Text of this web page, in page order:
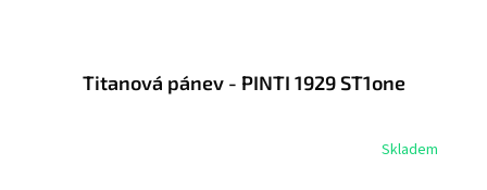
Titanová pánev - PINTI 1929 ST1one
Skladem